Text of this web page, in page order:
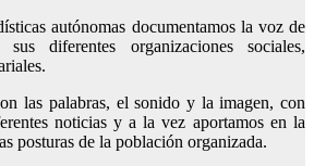
autónomas documentamos la voz de
diferentes organizaciones sociales,
las palabras, el sonido y la imagen, con
noticias y a la vez aportamos en la
posturas de la población organizada.